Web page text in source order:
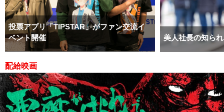
投票アプリ「TIPSTAR」がファン交流イ
ベント開催
美人社長の知ら
配給映画